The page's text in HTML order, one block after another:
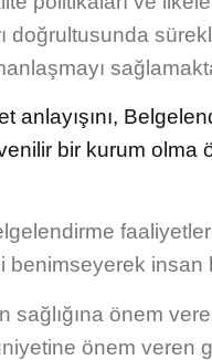
doğrultusunda
anlayışını,
bir kurum olma
insan
önem
önem veren